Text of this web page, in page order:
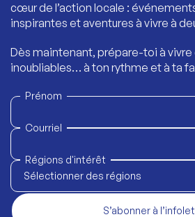
cœur de l’action locale :
inspirantes et aventures à vivre à
Dès maintenant, prépare-toi à
inoubliables… à ton rythme et à ta
Prénom
Courriel
Régions d'intérêt
Sélectionner des régions
S’abonner à